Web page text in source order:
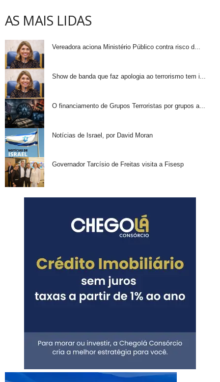
AS MAIS LIDAS
Vereadora aciona Ministério Público contra risco d...
Show de banda que faz apologia ao terrorismo tem i...
O financiamento de Grupos Terroristas por grupos a...
Notícias de Israel, por David Moran
Governador Tarcísio de Freitas visita a Fisesp